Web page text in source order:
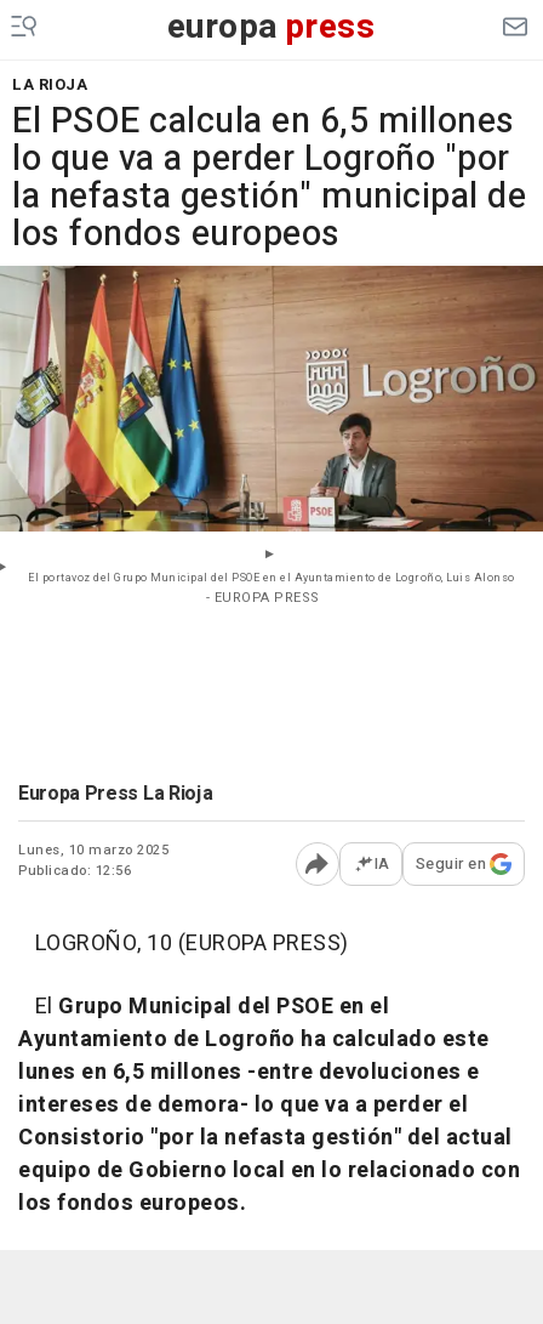
europa press
LA RIOJA
El PSOE calcula en 6,5 millones
lo que va a perder Logroño "por
la nefasta gestión" municipal de
los fondos europeos
El portavoz del Grupo Municipal del PSOE en el Ayuntamiento de Logroño, Luis Alonso
- EUROPA PRESS
Europa Press La Rioja
Lunes, 10 marzo 2025
Publicado: 12:56
Abrir opciones para
IA Seguir en
LOGROÑO, 10 (EUROPA PRESS)
El Grupo Municipal del PSOE en el
Ayuntamiento de Logroño ha calculado este
lunes en 6,5 millones -entre devoluciones e
intereses de demora- lo que va a perder el
Consistorio "por la nefasta gestión" del actual
equipo de Gobierno local en lo relacionado con
los fondos europeos.